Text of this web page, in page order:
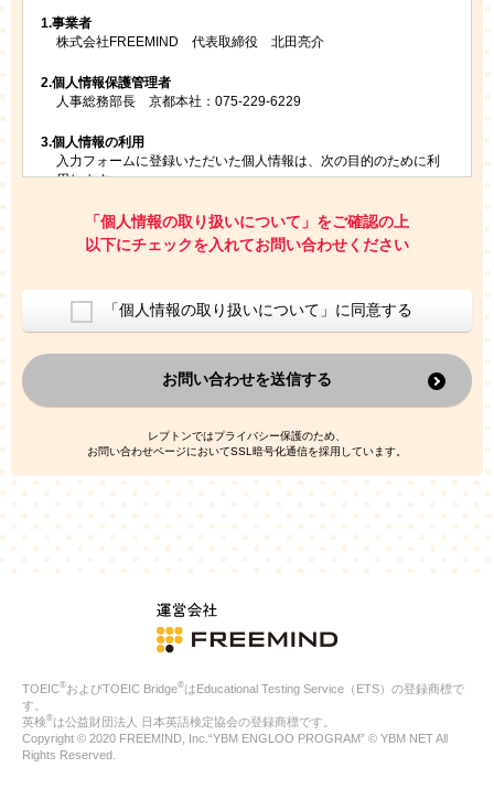
1.事業者
株式会社FREEMIND 代表取締役 北田亮介
2.個人情報保護管理者
人事総務部長 京都本社：075-229-6229
3.個人情報の利用
入力フォームに登録いただいた個人情報は、次の目的のために利
用します。
お問い合わせにお答えするため
レプトンのキャンペーンや新商品（新サービス）、新規開講教
室等をご案内するため
ご利用者の個人情報を、本人が特定されないデータに不可逆変
換した上で、広告・宣伝・販売促進活動に役立てること
上記の利用目的のために第三者へ提供すること
なお、この利用目的を超えた個人情報の取扱いは行いません。ま
た、これ以外の目的で個人情報を利用することはありません。
人情報を、本人が特定されないデータに不可逆変換した上で第三
者広告配信事業者においてマッチングを行い、その結果に基づい
て広告を配信することがあります。第三者広告配信事業者が、こ
れらの情報を広告配信以外の目的で利用することはありません。
4.
個人情報の第三者への提供
当社は、次の場合を除き、ご本人の同意なしに個人情報を第三者
に提供することはありません。
ご本人の同意がある場合
法令に基づく場合
人の生命、身体または財産の保護のために必要がある場合であ
公衆衛生の向上または児童の健全な育成の推進のために特に必
合
特定した利用目的の達成に必要な範囲内において、個人情報の
「個人情報の取り扱いについて」をご確認の上
以下にチェックを入れてお問い合わせください
「個人情報の取り扱いについて」に同意する
お問い合わせを送信する
レプトンではプライバシー保護のため、
お問い合わせページにおいてSSL暗号化通信を採用しています。
TOEIC®およびTOEIC Bridge®はEducational Testing Service（ETS）の登録商標で
す。
英検®は公益財団法人 日本英語検定協会の登録商標です。
Copyright © 2020 FREEMIND, Inc.“YBM ENGLOO PROGRAM” © YBM NET All
Rights Reserved.